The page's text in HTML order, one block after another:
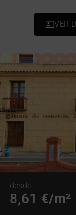
VER
desde
8,61 €/m²